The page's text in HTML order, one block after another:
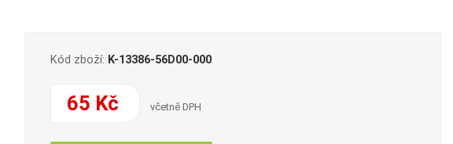
Kód zboží: K-13386-56D00-000
65 Kč včetně DPH